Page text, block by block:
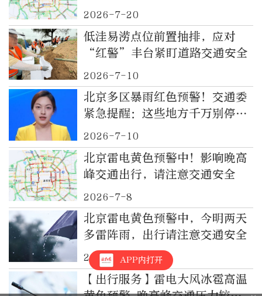
交通 注意交通安全
2026-7-20
低洼易涝点位前置抽排，应对
“红警”丰台紧盯道路交通安全
2026-7-10
北京多区暴雨红色预警！交通委
紧急提醒：这些地方千万别停车
｜都视频·热观察
2026-7-10
北京雷电黄色预警中！影响晚高
峰交通出行，请注意交通安全
2026-7-8
北京雷电黄色预警中，今明两天
多雷阵雨，出行请注意交通安全
2026-7-4
【出行服务】雷电大风冰雹高温
APP内打开